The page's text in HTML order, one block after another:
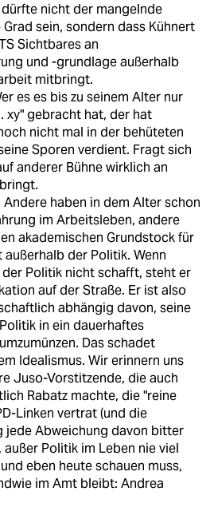
nicht der mangelnde
sein, sondern dass Kühnert
Sichtbares an
und -grundlage außerhalb
mitbringt.
es es bis zu seinem Alter nur
xy" gebracht hat, der hat
nicht mal in der behüteten
Sporen verdient. Fragt sich
anderer Bühne wirklich an
Andere haben in dem Alter schon
im Arbeitsleben, andere
akademischen Grundstock für
der Politik. Wenn
der Politik nicht schafft, steht er
auf der Straße. Er ist also
abhängig davon, seine
in ein dauerhaftes
Das schadet
Idealismus. Wir erinnern uns
Juso-Vorstitzende, die auch
Rabatz machte, die "reine
Linken vertrat (und die
jede Abweichung davon bitter
außer Politik im Leben nie viel
eben heute schauen muss,
im Amt bleibt: Andrea